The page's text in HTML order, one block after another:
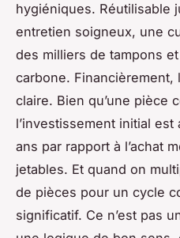
hygiéniques. Réutilisable
entretien soigneux, une
des milliers de tampons
carbone. Financièrement,
claire. Bien qu’une pièce
l’investissement initial
ans par rapport à l’achat
jetables. Et quand on
de pièces pour un cycle
significatif. Ce n’est pas